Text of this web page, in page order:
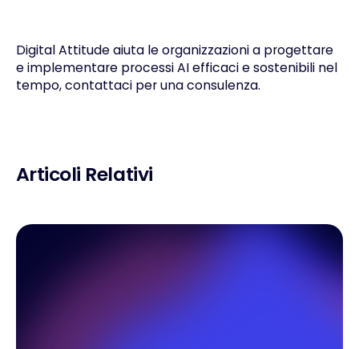
Digital Attitude aiuta le organizzazioni a progettare
e implementare processi AI efficaci e sostenibili nel
tempo,contattaciper una consulenza.
Articoli Relativi